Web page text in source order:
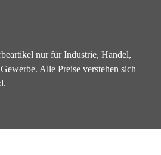
nur für Industrie, Handel,
Alle Preise verstehen sich